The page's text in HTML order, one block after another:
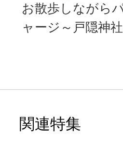
お散歩しながら
ャージ～戸隠神
関連特集